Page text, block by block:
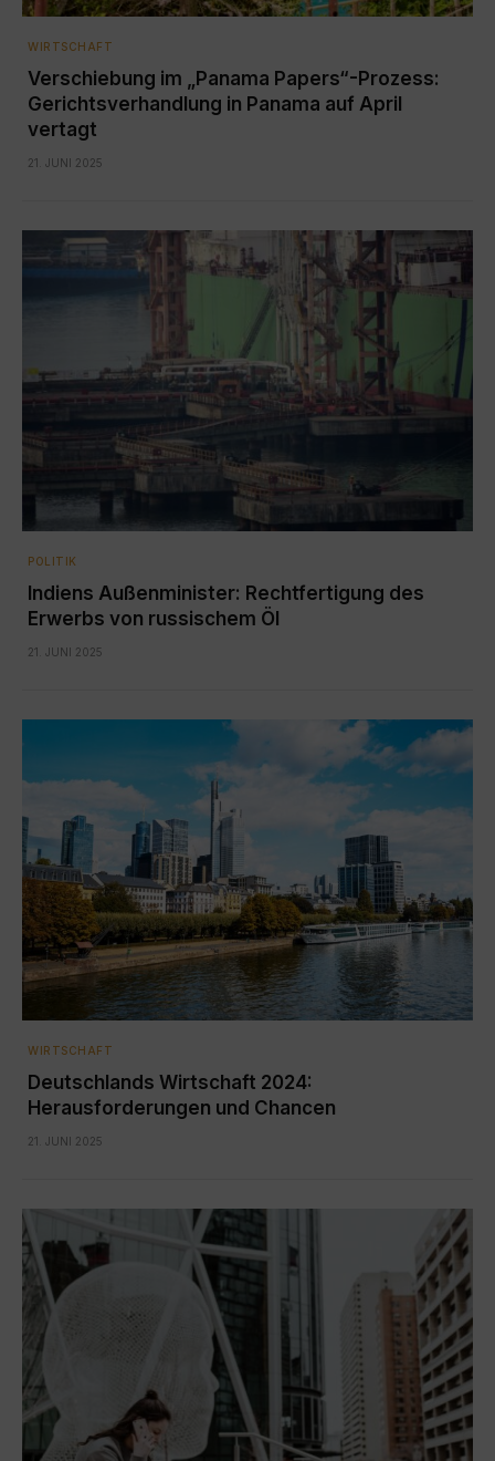
WIRTSCHAFT
Verschiebung im „Panama Papers“-Prozess:
Gerichtsverhandlung in Panama auf April
vertagt
21. JUNI 2025
POLITIK
Indiens Außenminister: Rechtfertigung des
Erwerbs von russischem Öl
21. JUNI 2025
WIRTSCHAFT
Deutschlands Wirtschaft 2024:
Herausforderungen und Chancen
21. JUNI 2025